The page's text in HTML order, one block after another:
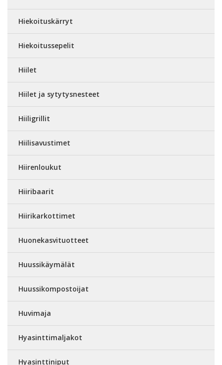
Hiekoituskärryt
Hiekoitussepelit
Hiilet
Hiilet ja sytytysnesteet
Hiiligrillit
Hiilisavustimet
Hiirenloukut
Hiiribaarit
Hiirikarkottimet
Huonekasvituotteet
Huussikäymälät
Huussikompostoijat
Huvimaja
Hyasinttimaljakot
Hyasinttiniput